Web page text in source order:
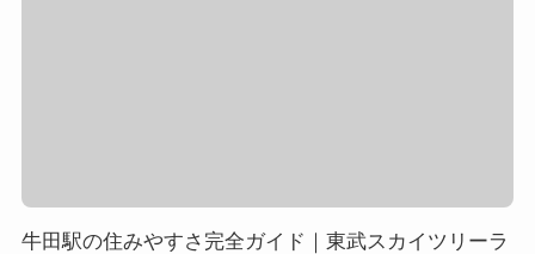
牛田駅の住みやすさ完全ガイド｜東武スカイツリーラ